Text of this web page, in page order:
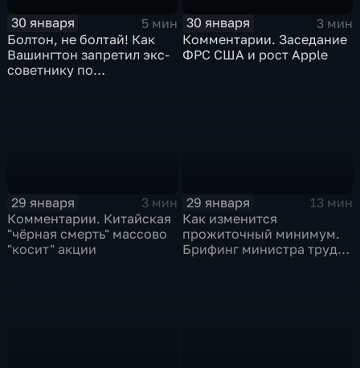
30 января
5 мин
Болтон, не болтай! Как
Вашингтон запретил экс-
советнику по
30 января
3 мин
Комментарии. Заседание
ФРС США и рост Apple
29 января
3 мин
Комментарии. Китайская
"чёрная смерть" массово
"косит" акции
29 января
13 мин
Как изменится
прожиточный минимум.
Брифинг министра труда